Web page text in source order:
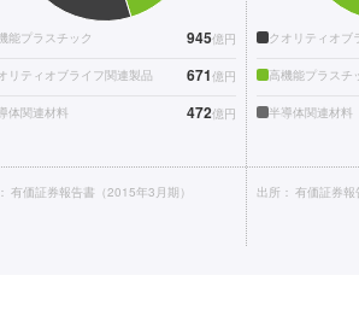
能プラスチック 945億円
リティオブライフ関連製品 671億円
体関連材料 472億円
有価証券報告書（2015年3月期）
クオリティオブ
高機能プラスチ
半導体関連材料
出所： 有価証券報